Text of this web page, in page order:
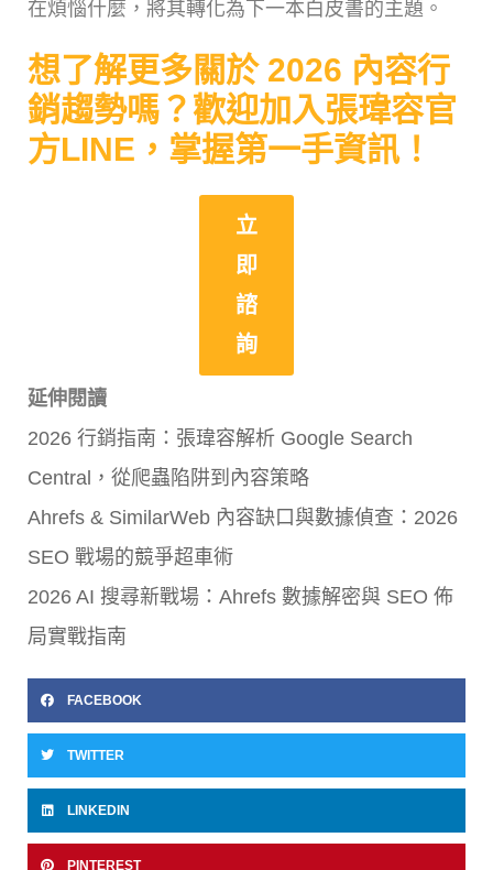
在煩惱什麼，將其轉化為下一本白皮書的主題。
想了解更多關於 2026 內容行
銷趨勢嗎？歡迎加入張瑋容官
方LINE，掌握第一手資訊！
立
即
諮
詢
延伸閱讀
2026 行銷指南：張瑋容解析 Google Search
Central，從爬蟲陷阱到內容策略
Ahrefs & SimilarWeb 內容缺口與數據偵查：2026
SEO 戰場的競爭超車術
2026 AI 搜尋新戰場：Ahrefs 數據解密與 SEO 佈
局實戰指南
FACEBOOK
TWITTER
LINKEDIN
PINTEREST